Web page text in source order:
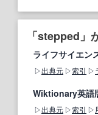
「stepped」
ライフサイエン
出典元 索引
Wiktionary英語
出典元 索引